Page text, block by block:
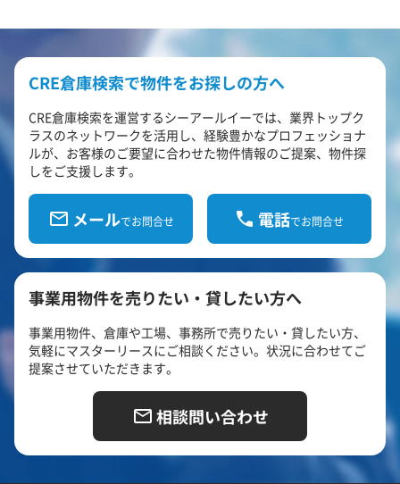
CRE倉庫検索で物件をお探しの方へ
CRE倉庫検索を運営するシーアールイーでは、業界トップク
ラスのネットワークを活用し、経験豊かなプロフェッショナ
ルが、お客様のご要望に合わせた物件情報のご提案、物件探
しをご支援します。
メールでお問合せ 電話でお問合せ
事業用物件を売りたい・貸したい方へ
事業用物件、倉庫や工場、事務所で売りたい・貸したい方、
気軽にマスターリースにご相談ください。状況に合わせてご
提案させていただきます。
相談問い合わせ